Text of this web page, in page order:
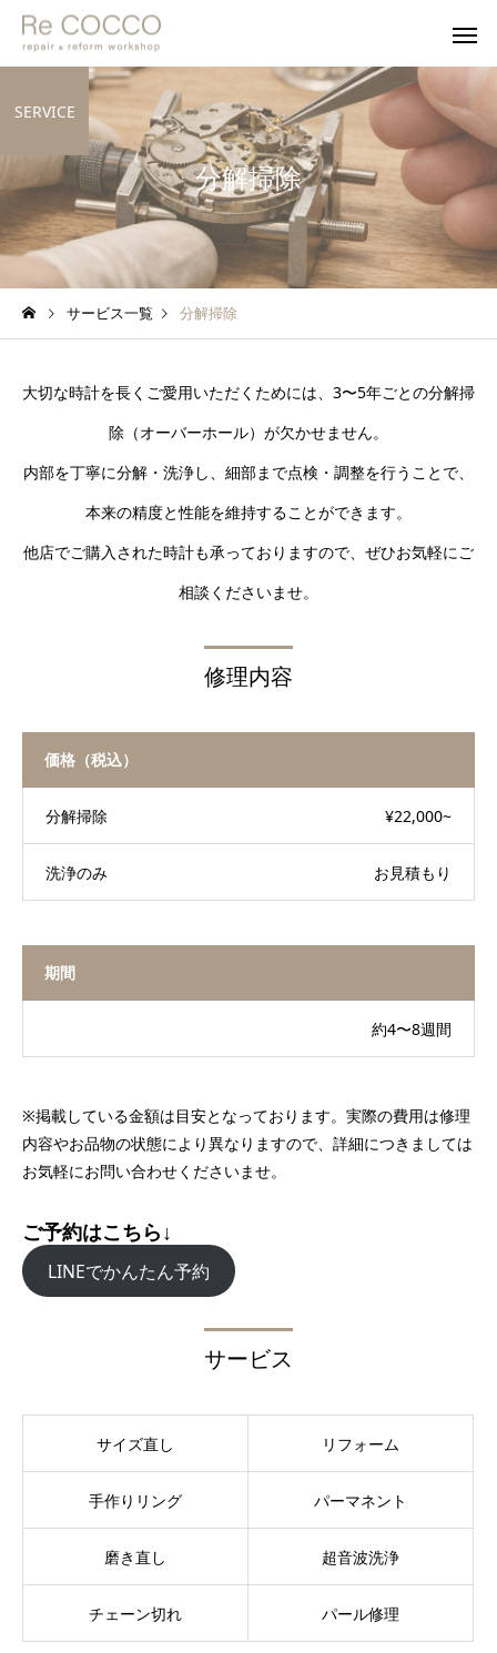
分解掃除
SERVICE
サービス一覧 分解掃除
大切な時計を長くご愛用いただくためには、3〜5年ごとの分解掃
除（オーバーホール）が欠かせません。
内部を丁寧に分解・洗浄し、細部まで点検・調整を行うことで、
本来の精度と性能を維持することができます。
他店でご購入された時計も承っておりますので、ぜひお気軽にご
相談くださいませ。
修理内容
価格（税込）
分解掃除 ¥22,000~
洗浄のみ お見積もり
期間
約4〜8週間
※掲載している金額は目安となっております。実際の費用は修理
内容やお品物の状態により異なりますので、詳細につきましては
お気軽にお問い合わせくださいませ。
ご予約はこちら↓
LINEでかんたん予約
サービス
サイズ直し リフォーム
手作りリング パーマネント
磨き直し 超音波洗浄
チェーン切れ パール修理